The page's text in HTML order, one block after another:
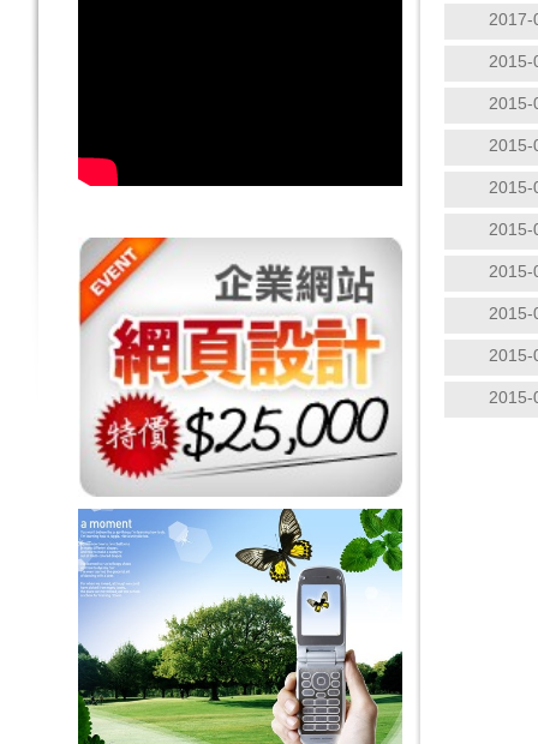
2017-
2015-
2015-
2015-
2015-
2015-
2015-
2015-
2015-
2015-